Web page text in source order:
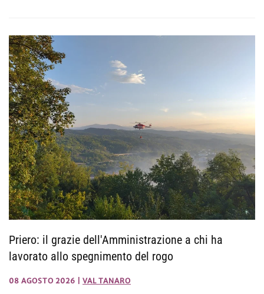
Priero: il grazie dell'Amministrazione a chi ha
lavorato allo spegnimento del rogo
08 AGOSTO 2026 VAL TANARO